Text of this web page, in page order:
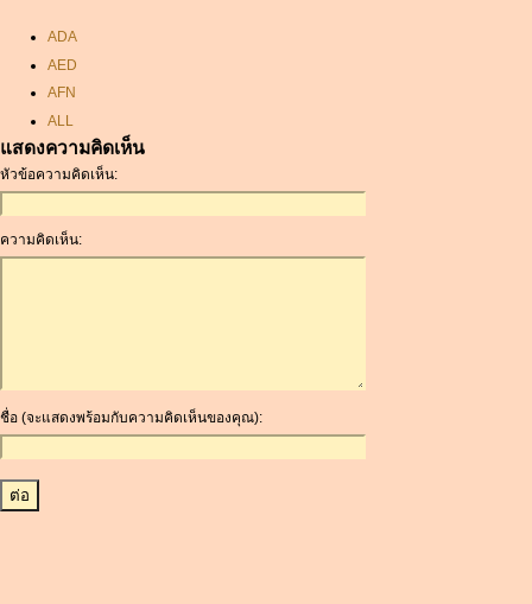
ADA
AED
AFN
ALL
AMD
ANC
AOA
ARDR
BAM
แสดงความคิดเห็น
หัวข้อความคิดเห็น:
ความคิดเห็น:
ชื่อ (จะแสดงพร้อมกับความคิดเห็นของคุณ):